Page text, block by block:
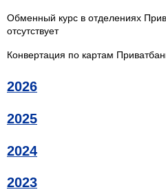
Обменный курс в отделениях
отсутствует
Конвертация по картам
2026
2025
2024
2023